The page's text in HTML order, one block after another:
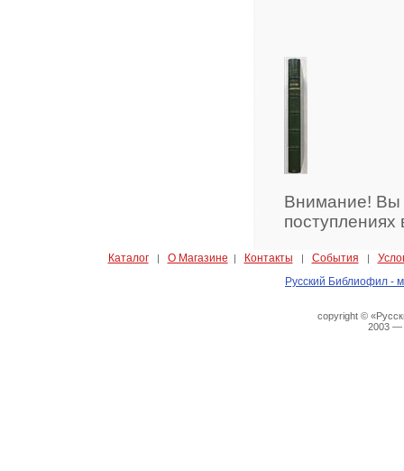
Внимание! Вы
Каталог| О Магазине | Контакты | События |
Русский Библиофил -
copyright ©
2003 —